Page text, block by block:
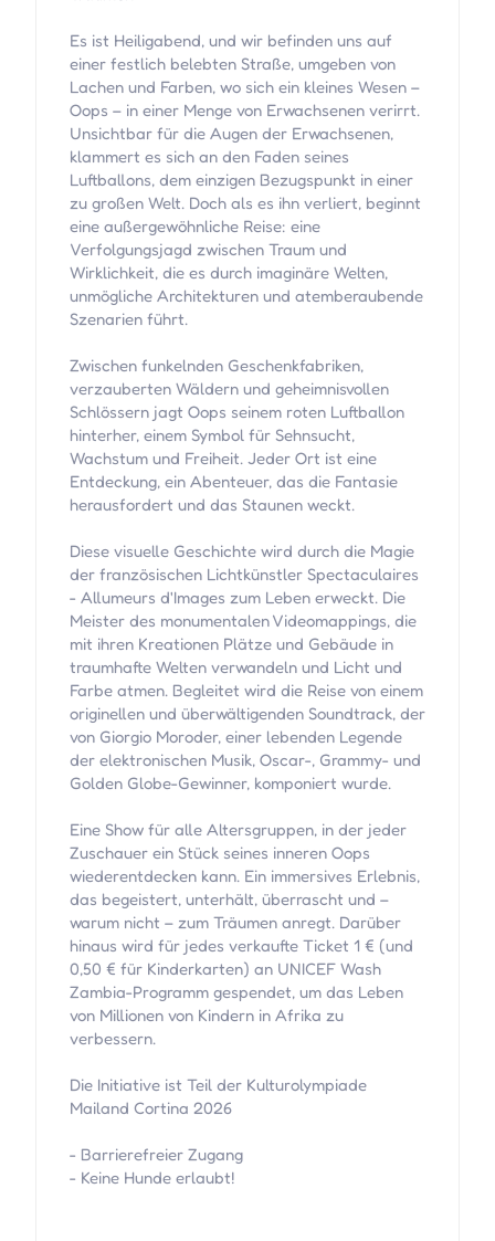
Es ist Heiligabend, und wir befinden uns auf
einer festlich belebten Straße, umgeben von
Lachen und Farben, wo sich ein kleines Wesen –
Oops – in einer Menge von Erwachsenen verirrt.
Unsichtbar für die Augen der Erwachsenen,
klammert es sich an den Faden seines
Luftballons, dem einzigen Bezugspunkt in einer
zu großen Welt. Doch als es ihn verliert, beginnt
eine außergewöhnliche Reise: eine
Verfolgungsjagd zwischen Traum und
Wirklichkeit, die es durch imaginäre Welten,
unmögliche Architekturen und atemberaubende
Szenarien führt.
Zwischen funkelnden Geschenkfabriken,
verzauberten Wäldern und geheimnisvollen
Schlössern jagt Oops seinem roten Luftballon
hinterher, einem Symbol für Sehnsucht,
Wachstum und Freiheit. Jeder Ort ist eine
Entdeckung, ein Abenteuer, das die Fantasie
herausfordert und das Staunen weckt.
Diese visuelle Geschichte wird durch die Magie
der französischen Lichtkünstler Spectaculaires
- Allumeurs d'Images zum Leben erweckt. Die
Meister des monumentalen Videomappings, die
mit ihren Kreationen Plätze und Gebäude in
traumhafte Welten verwandeln und Licht und
Farbe atmen. Begleitet wird die Reise von einem
originellen und überwältigenden Soundtrack, der
von Giorgio Moroder, einer lebenden Legende
der elektronischen Musik, Oscar-, Grammy- und
Golden Globe-Gewinner, komponiert wurde.
Eine Show für alle Altersgruppen, in der jeder
Zuschauer ein Stück seines inneren Oops
wiederentdecken kann. Ein immersives Erlebnis,
das begeistert, unterhält, überrascht und –
warum nicht – zum Träumen anregt. Darüber
hinaus wird für jedes verkaufte Ticket 1 € (und
0,50 € für Kinderkarten) an UNICEF Wash
Zambia-Programm gespendet, um das Leben
von Millionen von Kindern in Afrika zu
verbessern.
Die Initiative ist Teil der Kulturolympiade
Mailand Cortina 2026
- Barrierefreier Zugang
- Keine Hunde erlaubt!